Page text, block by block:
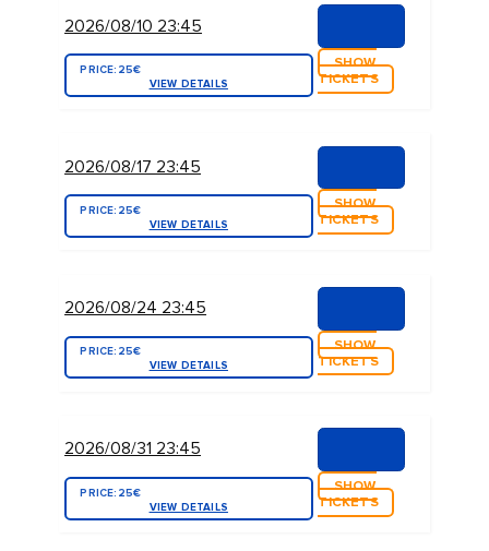
2026/08/10 23:45
PRICE: 25€
VIEW DETAILS
SHOW
TICKETS
2026/08/17 23:45
PRICE: 25€
VIEW DETAILS
SHOW
TICKETS
2026/08/24 23:45
PRICE: 25€
VIEW DETAILS
SHOW
TICKETS
2026/08/31 23:45
PRICE: 25€
VIEW DETAILS
SHOW
TICKETS